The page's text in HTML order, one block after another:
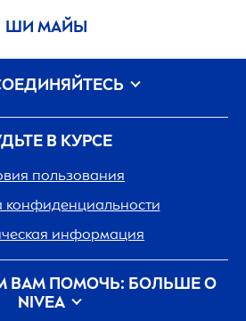
ШИ МАЙЫ
В КУРСЕ
пользования
конфиденциальности
информация
ВАМ ПОМОЧЬ: БОЛЬШЕ О
NIVEA